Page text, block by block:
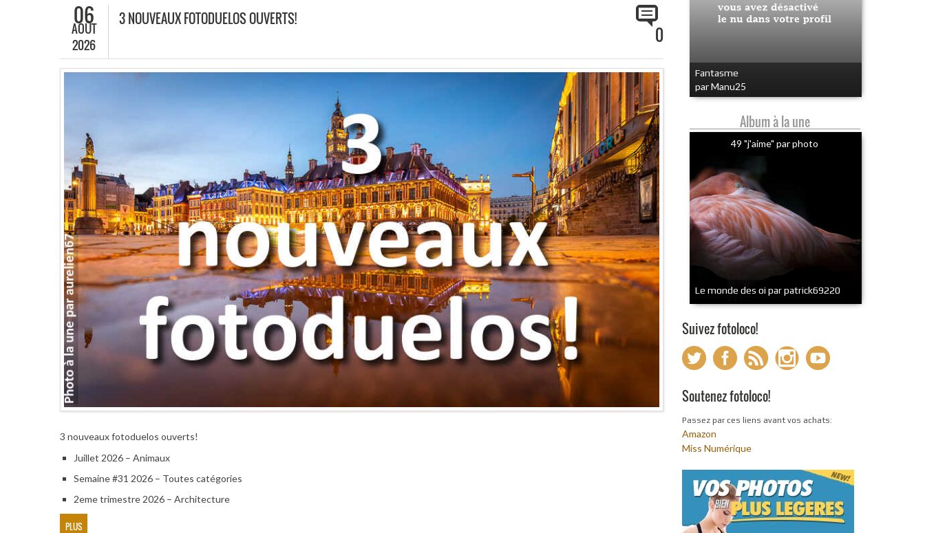
06
AOÛT
2026
3 NOUVEAUX FOTODUELOS OUVERTS!
0
3 nouveaux fotoduelos ouverts!
Juillet 2026 – Animaux
Semaine #31 2026 – Toutes catégories
2eme trimestre 2026 – Architecture
PLUS
Fantasme
par Manu25
Album à la une
49 "j'aime" par photo
Le monde des oi par patrick69220
Suivez fotoloco!
Soutenez fotoloco!
Passez par ces liens avant vos achats:
Amazon
Miss Numérique